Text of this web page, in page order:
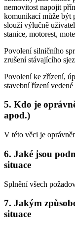
nemovitost napojit
komunikací může být
slouží výlučně
stanice, motorest,
Povolení silničního
zrušení stávajícího
Povolení ke zřízení,
stavební řízení
5. Kdo je
apod.)
V této věci je
6. Jaké jsou
situace
Splnění všech
7. Jakým
situace